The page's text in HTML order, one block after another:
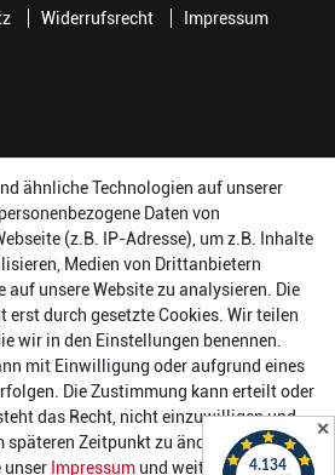
26
14:00 - 17:00 Uhr
14:00 - 17:00 Uhr
14:00 - 17:00 Uhr
14:00 - 17:00 Uhr
Widerrufsrecht Impressum
ähnliche Technologien auf unserer
Daten von
(z.B. IP-Adresse), um z.B. Inhalte
Medien von Drittanbietern
unsere Website zu analysieren. Die
erst durch gesetzte Cookies. Wir teilen
wir in den Einstellungen benennen.
mit Einwilligung oder aufgrund eines
Die Zustimmung kann erteilt oder
das Recht, nicht einzuwilligen und
Zeitpunkt zu ändern oder zu
unser Impressum und weitere Hinweise
✕